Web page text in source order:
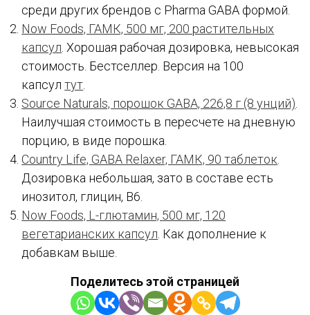
среди других брендов с Pharma GABA формой.
Now Foods, ГАМК, 500 мг, 200 растительных
капсул. Хорошая рабочая дозировка, невысокая
стоимость. Бестселлер. Версия на 100
капсултут.
Source Naturals, порошок GABA, 226,8 г (8 унций).
Наилучшая стоимость в пересчете на дневную
порцию, в виде порошка.
Country Life, GABA Relaxer, ГАМК, 90 таблеток.
Дозировка небольшая, зато в составе есть
инозитол, глицин, В6.
Now Foods, L-глютамин, 500 мг, 120
вегетарианских капсул. Как дополнение к
добавкам выше.
Поделитесь этой страницей